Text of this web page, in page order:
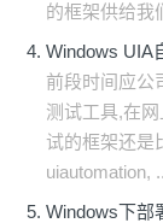
的框架供给我
Windows UIA
前段时间应公
测试工具,在
试的框架还是
uiautomation,
Windows下部